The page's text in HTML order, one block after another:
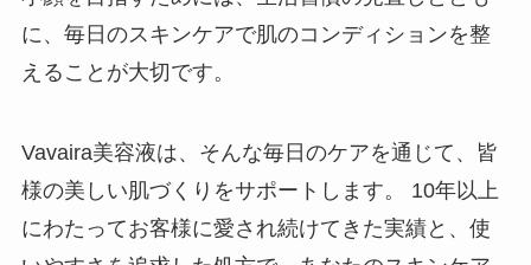
に、毎日のスキンケアで肌のコンディションを整
えることが大切です。
Vavaira美容液は、そんな毎日のケアを通じて、皆
様の美しい肌づくりをサポートします。 10年以上
にわたってお客様に愛され続けてきた実績と、使